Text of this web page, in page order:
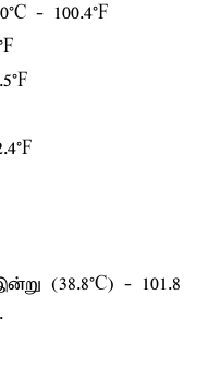
- 100.4°F
(38.8°C) - 101.8